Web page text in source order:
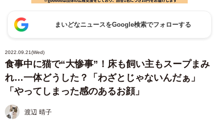
まいどなニュースをGoogle検索でフォローする
2022.09.21(Wed)
食事中に猫で“大惨事”！床も飼い主もスープまみ
れ…一体どうした？「わざとじゃないんだぁ」
「やってしまった感のあるお顔」
渡辺 晴子